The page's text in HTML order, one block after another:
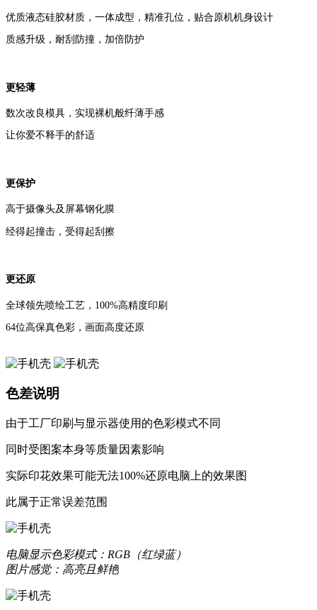
更合身
更轻薄
色差说明
由于工厂印刷与显示器使用的色彩模式不同
同时受图案本身等质量因素影响
实际印花效果可能无法100%还原电脑上的效果图
此属于正常误差范围
电脑显示色彩模式：RGB（红绿蓝）
图片感觉：高亮且鲜艳